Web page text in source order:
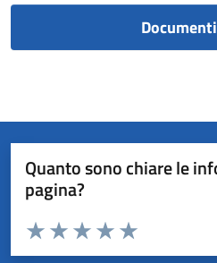
Quanto sono chiare le
pagina?
Valuta da 1 a 5 stelle la pagina
Valuta 5 stelle
Valuta 4 stelle su 5
Valuta 3 stelle su 5
Valuta 2 stelle su 5
Valuta 1 stelle su 5